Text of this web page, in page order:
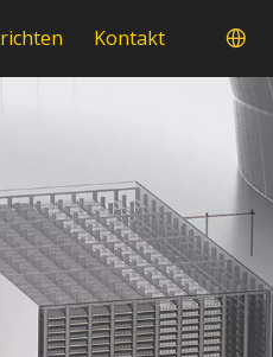
Kontakt